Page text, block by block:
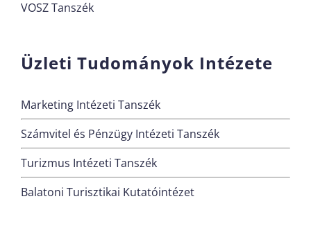
VOSZ Tanszék
Üzleti Tudományok Intézete
Marketing Intézeti Tanszék
Számvitel és Pénzügy Intézeti Tanszék
Turizmus Intézeti Tanszék
Balatoni Turisztikai Kutatóintézet